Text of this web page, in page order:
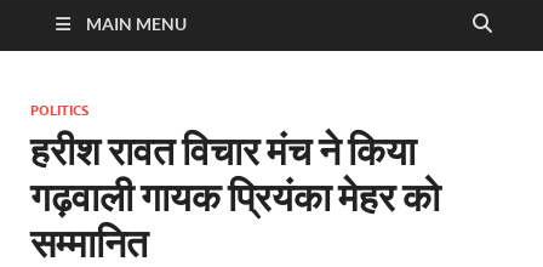
MAIN MENU
POLITICS
हरीश रावत विचार मंच ने किया
गढ़वाली गायक प्रियंका मेहर को
सम्मानित